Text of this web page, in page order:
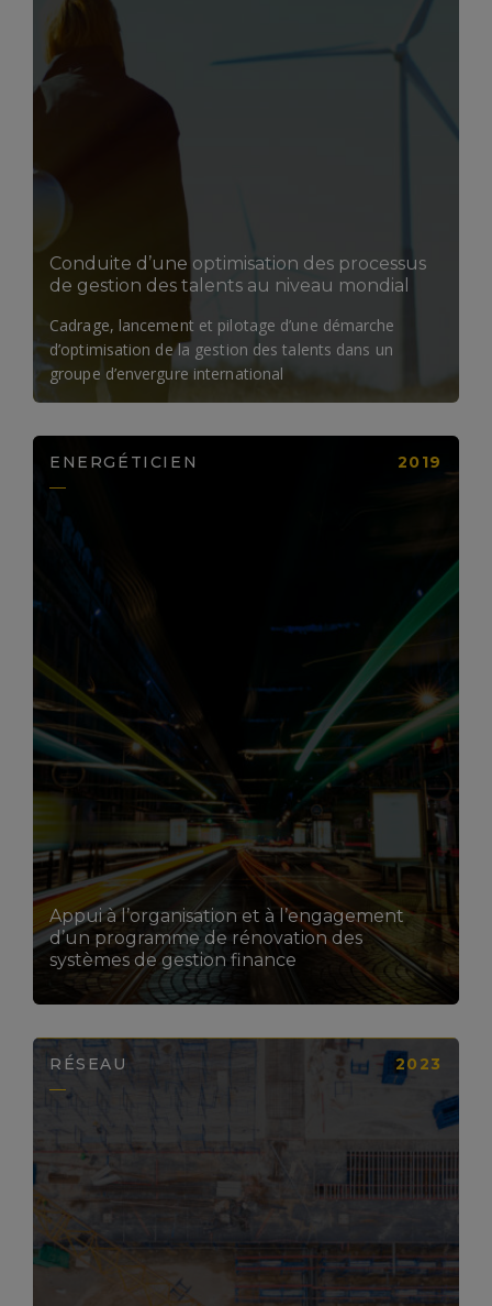
Conduite d’une optimisation des processus
de gestion des talents au niveau mondial
Cadrage, lancement et pilotage d’une démarche
d’optimisation de la gestion des talents dans un
groupe d’envergure international
ENERGÉTICIEN 2019
Appui à l’organisation et à l’engagement
d’un programme de rénovation des
systèmes de gestion finance
RÉSEAU 2023
LIRE LA SUITE